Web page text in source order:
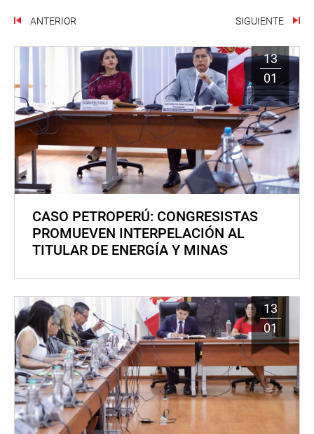
ANTERIOR SIGUIENTE
13
01
CASO PETROPERÚ: CONGRESISTAS
PROMUEVEN INTERPELACIÓN AL
TITULAR DE ENERGÍA Y MINAS
13
01